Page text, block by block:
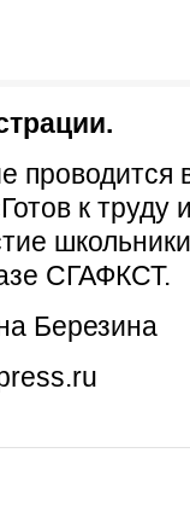
проводится
к
СГАФКСТ.
Березина